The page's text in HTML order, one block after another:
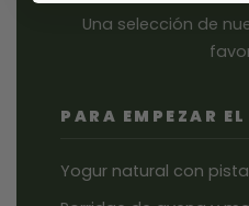
Una selección de
PARA EMPEZAR
Yogur natural con